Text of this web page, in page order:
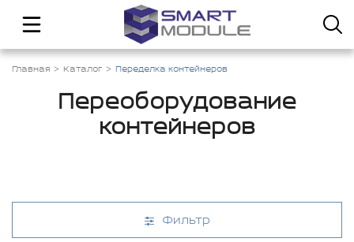
Главная Каталог Переделка контейнеров
Переоборудование
контейнеров
Фильтр